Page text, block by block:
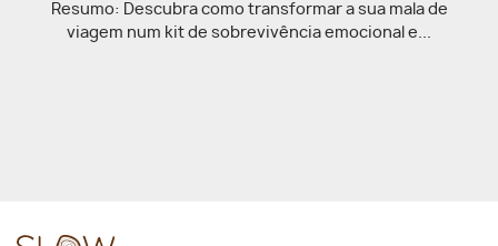
Resumo: Descubra como transformar a sua mala de
viagem num kit de sobrevivência emocional e...